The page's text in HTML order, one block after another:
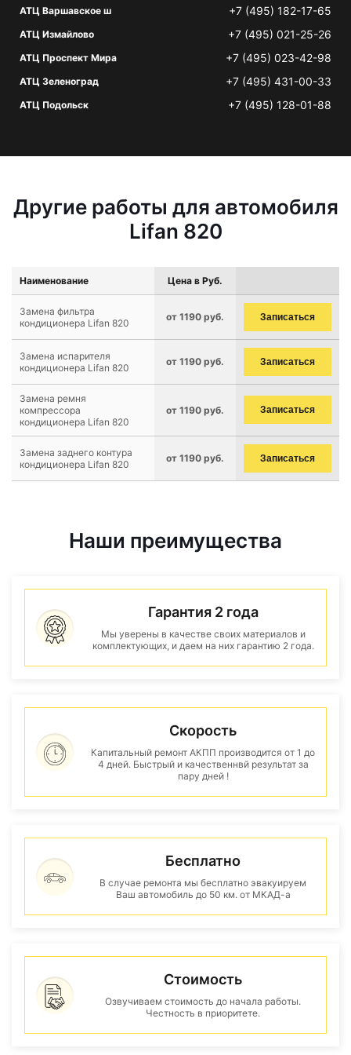
АТЦ Варшавское ш +7 (495) 182-17-65
АТЦ Измайлово +7 (495) 021-25-26
АТЦ Проспект Мира +7 (495) 023-42-98
АТЦ Зеленоград +7 (495) 431-00-33
АТЦ Подольск +7 (495) 128-01-88
Другие работы для автомобиля
Lifan 820
Наименование Цена в Руб.
Замена фильтра
кондиционера Lifan 820
от 1190 руб. Записаться
Замена испарителя
кондиционера Lifan 820
от 1190 руб. Записаться
Замена ремня
компрессора
кондиционера Lifan 820
от 1190 руб. Записаться
Замена заднего контура
кондиционера Lifan 820
от 1190 руб. Записаться
Наши преимущества
Гарантия 2 года
Мы уверены в качестве своих материалов и
комплектующих, и даем на них гарантию 2 года.
Скорость
Капитальный ремонт АКПП производится от 1 до
4 дней. Быстрый и качественнвй результат за
пару дней !
Бесплатно
В случае ремонта мы бесплатно эвакуируем
Ваш автомобиль до 50 км. от МКАД-а
Стоимость
Озвучиваем стоимость до начала работы.
Честность в приоритете.